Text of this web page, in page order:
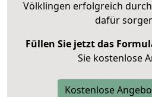
Völklingen erfolgreich
dafür
Füllen Sie jetzt das
Sie kostenlose
Kostenlose